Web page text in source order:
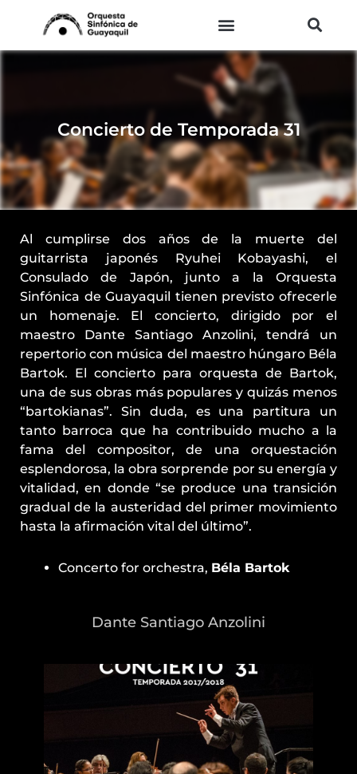
contenido
Concierto de Temporada 31
Al cumplirse dos años de la muerte del
guitarrista japonés Ryuhei Kobayashi, el
Consulado de Japón, junto a la Orquesta
Sinfónica de Guayaquil tienen previsto ofrecerle
un homenaje. El concierto, dirigido por el
maestro Dante Santiago Anzolini, tendrá un
repertorio con música del maestro húngaro Béla
Bartok. El concierto para orquesta de Bartok,
una de sus obras más populares y quizás menos
“bartokianas”. Sin duda, es una partitura un
tanto barroca que ha contribuido mucho a la
fama del compositor, de una orquestación
esplendorosa, la obra sorprende por su energía y
vitalidad, en donde “se produce una transición
gradual de la austeridad del primer movimiento
hasta la afirmación vital del último”.
Concerto for orchestra, Béla Bartok
Dante Santiago Anzolini